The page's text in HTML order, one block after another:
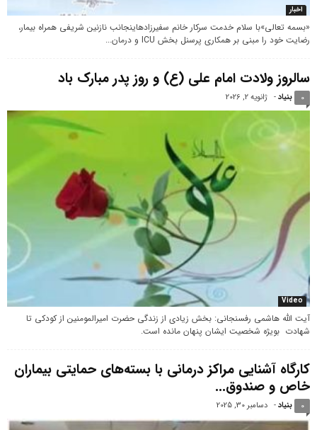
اخبار
«بسمه تعالی»با سلام خدمت سرکار خانم سفیرزادهاینجانب نازنین شریفی همراه بیمار،
رضایت خود را مبنی بر همکاری پرسنل بخش ICU و درمان...
سالروز ولادت امام علی (ع) و روز پدر مبارک باد
بنیاد- ژانویه 2, 2026 0
Video
آیت‌ الله‌ هاشمی‌ رفسنجانی: بخش زیادی از زندگی حضرت امیرالمومنین از کودکی تا
شهادت بویژه شخصیت ایشان پنهان مانده است.
کارگاه آشنایی مراکز درمانی با بسته‌های حمایتی بیماران
خاص و صندوق...
بنیاد- دسامبر 30, 2025 0